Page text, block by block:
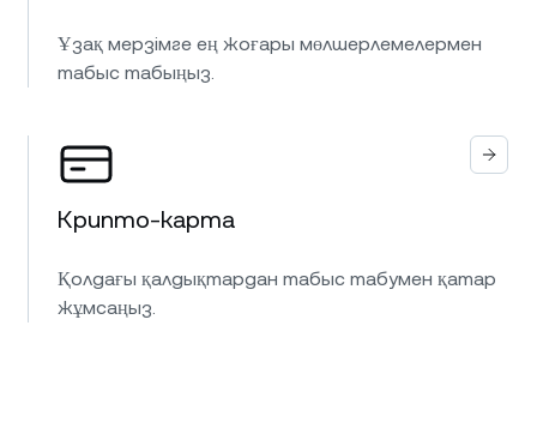
Ұзақ мерзімге ең жоғары мөлшерлемелермен
табыс табыңыз.
Крипто-карта
Қолдағы қалдықтардан табыс табумен қатар
жұмсаңыз.